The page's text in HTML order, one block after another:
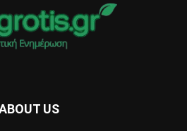
US